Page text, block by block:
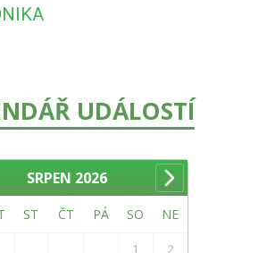
UDÁLOSTÍ
SRPEN 2026
ST ČT PÁ SO NE
1
2